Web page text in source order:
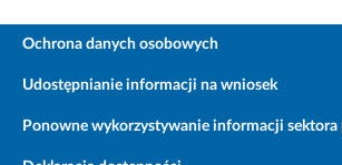
Ochrona danych osobowych
Udostępnianie informacji na wniosek
Ponowne wykorzystywanie informacji sektora